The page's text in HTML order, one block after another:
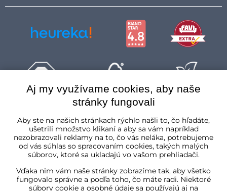
Aj my využívame cookies, aby naše
stránky fungovali
Aby ste na našich stránkach rýchlo našli to, čo hľadáte,
ušetrili množstvo klikaní a aby sa vám napríklad
nezobrazovali reklamy na to, čo vás neláka, potrebujeme
od vás súhlas so spracovaním cookies, takých malých
súborov, ktoré sa ukladajú vo vašom prehliadači.
Vďaka nim vám naše stránky zobrazíme tak, aby všetko
fungovalo správne a podľa toho, čo máte radi. Niektoré
súbory cookie a osobné údaje sa používajú aj na